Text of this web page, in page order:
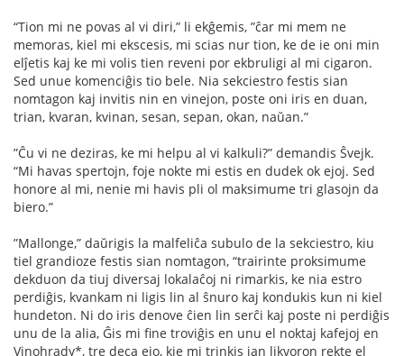
“Tion mi ne povas al vi diri,” li ekĝemis, ”ĉar mi mem ne
memoras, kiel mi ekscesis, mi scias nur tion, ke de ie oni min
elĵetis kaj ke mi volis tien reveni por ekbruligi al mi cigaron.
Sed unue komenciĝis tio bele. Nia sekciestro festis sian
nomtagon kaj invitis nin en vinejon, poste oni iris en duan,
trian, kvaran, kvinan, sesan, sepan, okan, naŭan.”
”Ĉu vi ne deziras, ke mi helpu al vi kalkuli?” demandis Ŝvejk.
“Mi havas spertojn, foje nokte mi estis en dudek ok ejoj. Sed
honore al mi, nenie mi havis pli ol maksimume tri glasojn da
biero.”
”Mallonge,” daŭrigis la malfeliĉa subulo de la sekciestro, kiu
tiel grandioze festis sian nomtagon, “trairinte proksimume
dekduon da tiuj diversaj lokalaĉoj ni rimarkis, ke nia estro
perdiĝis, kvankam ni ligis lin al ŝnuro kaj kondukis kun ni kiel
hundeton. Ni do iris denove ĉien lin serĉi kaj poste ni perdiĝis
unu de la alia, Ĝis mi ﬁne troviĝis en unu el noktaj kafejoj en
Vinohrady*, tre deca ejo, kie mi trinkis ian likvoron rekte el